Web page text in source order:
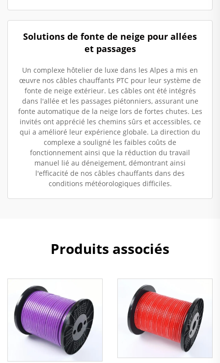
Solutions de fonte de neige pour allées
et passages
Un complexe hôtelier de luxe dans les Alpes a mis en
œuvre nos câbles chauffants PTC pour leur système de
fonte de neige extérieur. Les câbles ont été intégrés
dans l'allée et les passages piétonniers, assurant une
fonte automatique de la neige lors de fortes chutes. Les
invités ont apprécié les chemins sûrs et accessibles, ce
qui a amélioré leur expérience globale. La direction du
complexe a souligné les faibles coûts de
fonctionnement ainsi que la réduction du travail
manuel lié au déneigement, démontrant ainsi
l'efficacité de nos câbles chauffants dans des
conditions météorologiques difficiles.
Produits associés